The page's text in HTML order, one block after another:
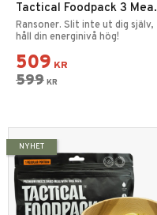
Tactical Foodpack 3 Meal
Ration Hotel
Ransoner. Slit inte ut dig själv,
håll din energinivå hög!
509 KR
599 KR
NYHET